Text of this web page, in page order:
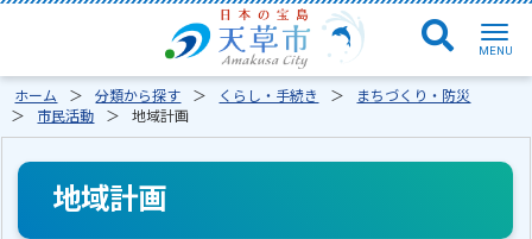
ホーム 分類から探す くらし・手続き
まちづくり・防災
市民活動
地域計画
地域計画